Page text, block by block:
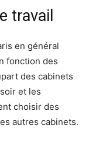
travail
en général
fonction des
des cabinets
et les
choisir des
autres cabinets.